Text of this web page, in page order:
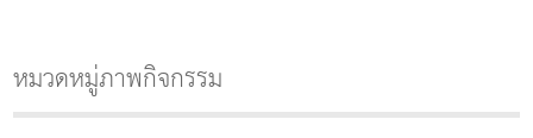
หมวดหมู่ภาพกิจกรรม